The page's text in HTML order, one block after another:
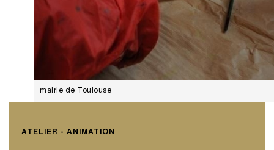
mairie de Toulouse
ATELIER - ANIMATION